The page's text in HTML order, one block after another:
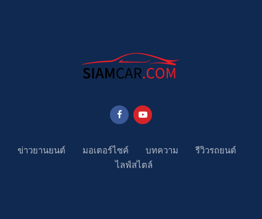
ข่าวยานยนต์ มอเตอร์ไซค์ บทความ
รีวิวรถยนต์
ไลฟ์สไตล์